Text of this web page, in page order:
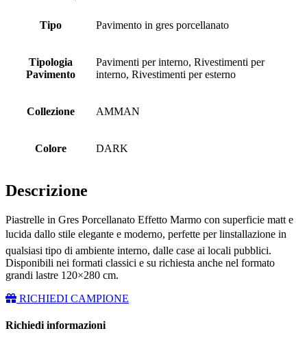
Tipo Pavimento in gres porcellanato
Tipologia
Pavimento
Pavimenti per interno, Rivestimenti per
interno, Rivestimenti per esterno
Collezione AMMAN
Colore DARK
Descrizione
Piastrelle in Gres Porcellanato Effetto Marmo con superficie matt e
lucida dallo stile elegante e moderno, perfette per linstallazione in
qualsiasi tipo di ambiente interno, dalle case ai locali pubblici.
Disponibili nei formati classici e su richiesta anche nel formato
grandi lastre 120×280 cm.
RICHIEDI CAMPIONE
Richiedi informazioni